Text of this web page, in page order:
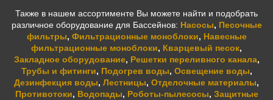
Также в нашем ассортименте Вы можете найти и подобрать
различное оборудование для Бассейнов: Насосы, Песочные
фильтры, Фильтрационные моноблоки, Навесные
фильтрационные моноблоки, Кварцевый песок,
Закладное оборудование, Решетки переливного канала,
Трубы и фитинги, Подогрев воды, Освещение воды,
Дезинфекция воды, Лестницы, Отделочные материалы,
Противотоки, Водопады, Роботы-пылесосы, Защитные